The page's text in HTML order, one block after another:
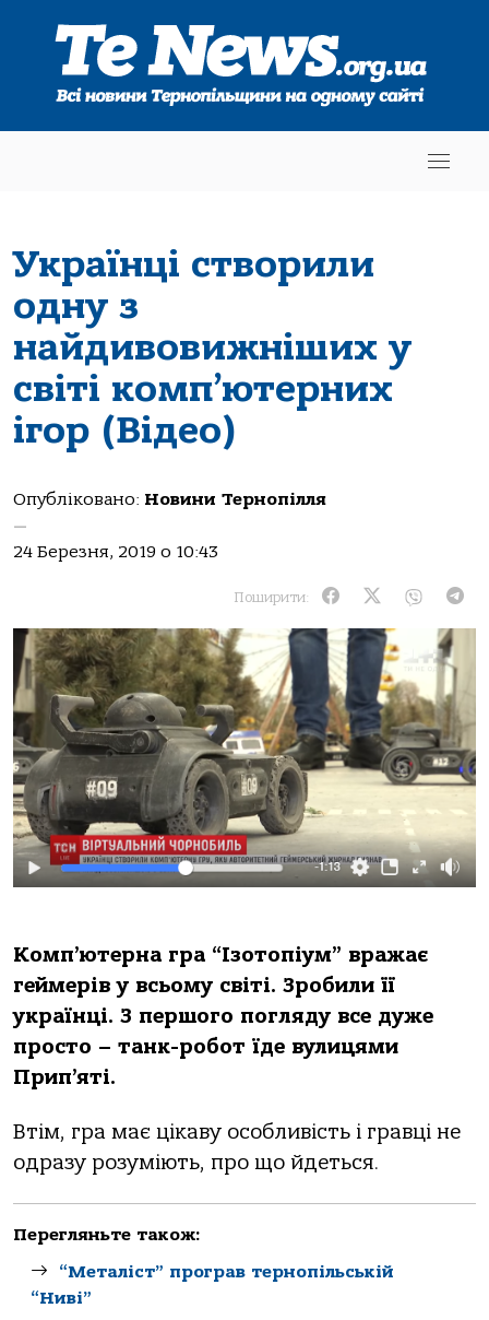
Українці створили
одну з
найдивовижніших у
світі комп’ютерних
ігор (Відео)
Опубліковано: Новини Тернопілля
—
24 Березня, 2019 о 10:43
Поширити:
Комп’ютерна гра “Ізотопіум” вражає
геймерів у всьому світі. Зробили її
українці. З першого погляду все дуже
просто – танк-робот їде вулицями
Прип’яті.
Втім, гра має цікаву особливість і гравці не
одразу розуміють, про що йдеться.
Перегляньте також:
“Металіст” програв тернопільській
“Ниві”